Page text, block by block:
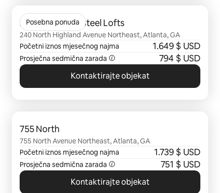
Posebna ponuda
North Highland Steel Lofts
240 North Highland Avenue Northeast, Atlanta, GA
Početni iznos mjesečnog najma
1.649 $ USD
Prosječna sedmična zarada 794 $ USD
Kontaktirajte objekat
755 North
755 North Avenue Northeast, Atlanta, GA
Početni iznos mjesečnog najma
1.739 $ USD
Prosječna sedmična zarada 751 $ USD
Kontaktirajte objekat